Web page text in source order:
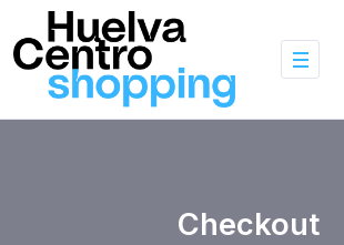
to
content
Checkout